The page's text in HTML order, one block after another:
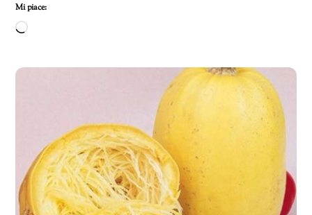
Mi piace:
Caricamento
corso…